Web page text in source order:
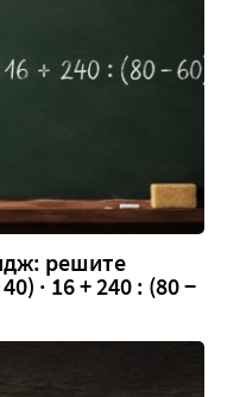
решите
· 16 + 240 : (80 −